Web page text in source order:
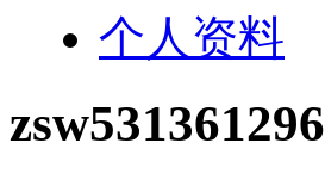
个人资料
zsw531361296